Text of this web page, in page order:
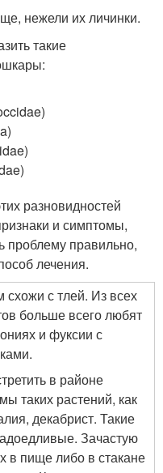
нежели их личинки.
такие
разновидностей
и симптомы,
проблему правильно,
лечения.
с тлей. Из всех
больше всего любят
и фуксии с
в районе
таких растений, как
декабрист. Такие
Зачастую
в пище либо в стакане